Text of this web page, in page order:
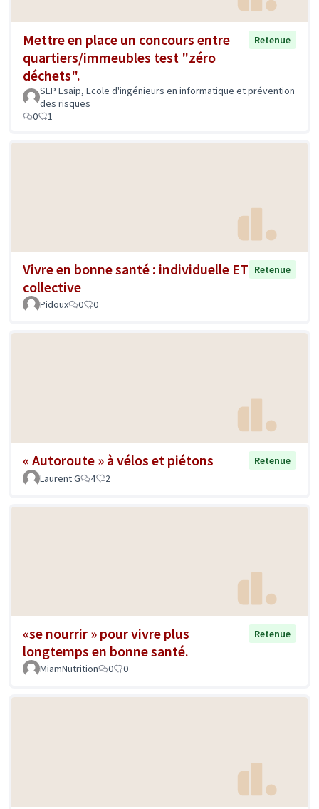
Mettre en place un concours entre
quartiers/immeubles test "zéro
déchets".
Retenue
SEP Esaip, Ecole d'ingénieurs en informatique et prévention
des risques
0
1
Vivre en bonne santé : individuelle ET
collective
Retenue
Pidoux 0 0
« Autoroute » à vélos et piétons
Retenue
Laurent G
4 2
«se nourrir » pour vivre plus
longtemps en bonne santé.
Retenue
MiamNutrition 0 0